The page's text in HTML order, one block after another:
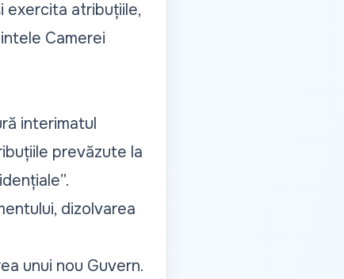
exercita atribuțiile,
Camerei
interimatul
prevăzute la
dizolvarea
unui nou Guvern.